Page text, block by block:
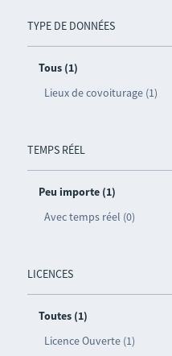
TYPE DE DONNÉES
Tous (1)
Lieux de covoiturage (1)
TEMPS RÉEL
Peu importe (1)
Avec temps réel (0)
LICENCES
Toutes (1)
Licence Ouverte (1)